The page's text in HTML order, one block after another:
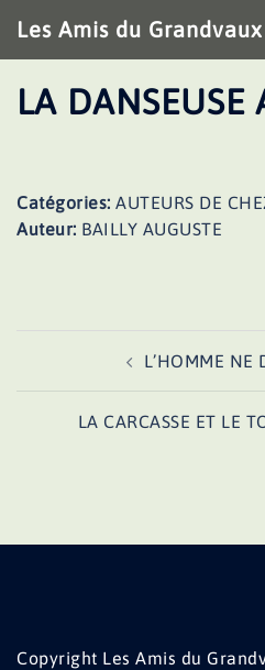
au
contenu
Les Amis du Grandvaux
LA DANSEUSE
Catégories: AUTEURS DE
Auteur: BAILLY AUGUSTE
L’HOMME NE
LA CARCASSE ET LE
Copyright Les Amis du